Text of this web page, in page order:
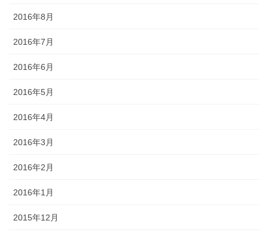
2016年8月
2016年7月
2016年6月
2016年5月
2016年4月
2016年3月
2016年2月
2016年1月
2015年12月